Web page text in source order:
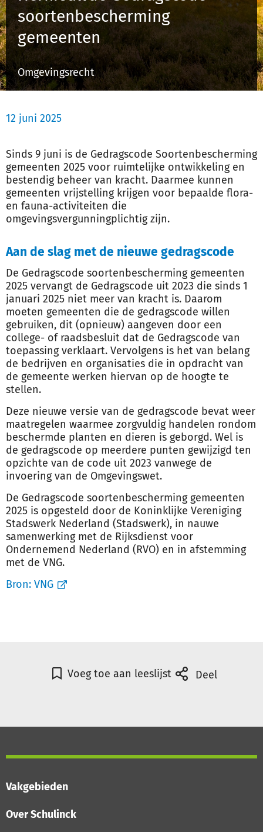
Inloggen
Registreren
soortenbescherming
gemeenten
Omgevingsrecht
12 juni 2025
Sinds 9 juni is de Gedragscode Soortenbescherming
gemeenten 2025 voor ruimtelijke ontwikkeling en
bestendig beheer van kracht. Daarmee kunnen
gemeenten vrijstelling krijgen voor bepaalde flora-
en fauna-activiteiten die
omgevingsvergunningplichtig zijn.
Aan de slag met de nieuwe gedragscode
De Gedragscode soortenbescherming gemeenten
2025 vervangt de Gedragscode uit 2023 die sinds 1
januari 2025 niet meer van kracht is. Daarom
moeten gemeenten die de gedragscode willen
gebruiken, dit (opnieuw) aangeven door een
college- of raadsbesluit dat de Gedragscode van
toepassing verklaart. Vervolgens is het van belang
de bedrijven en organisaties die in opdracht van
de gemeente werken hiervan op de hoogte te
stellen.
Deze nieuwe versie van de gedragscode bevat weer
maatregelen waarmee zorgvuldig handelen rondom
beschermde planten en dieren is geborgd. Wel is
de gedragscode op meerdere punten gewijzigd ten
opzichte van de code uit 2023 vanwege de
invoering van de Omgevingswet.
De Gedragscode soortenbescherming gemeenten
2025 is opgesteld door de Koninklijke Vereniging
Stadswerk Nederland (Stadswerk), in nauwe
samenwerking met de Rijksdienst voor
Ondernemend Nederland (RVO) en in afstemming
met de VNG.
Bron: VNG
Voeg toe aan leeslijst Deel
Vakgebieden
Over Schulinck